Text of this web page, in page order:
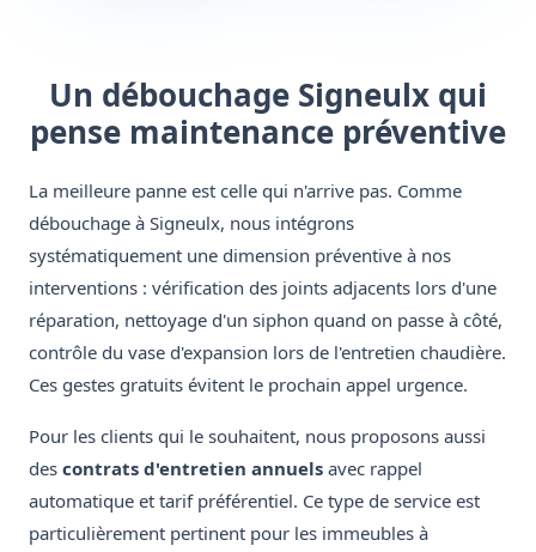
Un débouchage Signeulx qui
pense maintenance préventive
La meilleure panne est celle qui n'arrive pas. Comme
débouchage à Signeulx, nous intégrons
systématiquement une dimension préventive à nos
interventions : vérification des joints adjacents lors d'une
réparation, nettoyage d'un siphon quand on passe à côté,
contrôle du vase d'expansion lors de l'entretien chaudière.
Ces gestes gratuits évitent le prochain appel urgence.
Pour les clients qui le souhaitent, nous proposons aussi
des contrats d'entretien annuels avec rappel
automatique et tarif préférentiel. Ce type de service est
particulièrement pertinent pour les immeubles à